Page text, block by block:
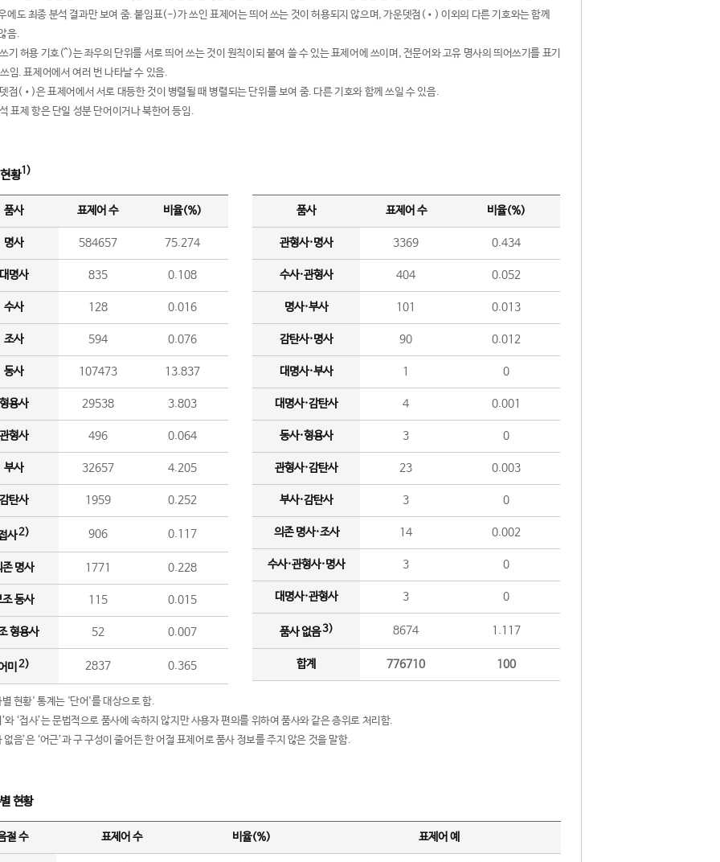
에도 최종 분석 결과만 보여 줌. 붙임표(-)가 쓰인 표제어는 띄어 쓰는 것이 허용되지 않으며, 가운뎃점(•) 이외의 다른 기호와는 함께
음.
기 허용 기호(^)는 좌우의 단위를 서로 띄어 쓰는 것이 원칙이되 붙여 쓸 수 있는 표제어에 쓰이며, 전문어와 고유 명사의 띄어쓰기를 표기
임. 표제어에서 여러 번 나타날 수 있음.
점(•)은 표제어에서 서로 대등한 것이 병렬될 때 병렬되는 단위를 보여 줌. 다른 기호와 함께 쓰일 수 있음.
표제 항은 단일 성분 단어이거나 북한어 등임.
황1)
품사 표제어 수 비율(%)
명사 584657 75.274
명사 835 0.108
수사 128 0.016
조사 594 0.076
동사 107473 13.837
용사 29538 3.803
형사 496 0.064
부사 32657 4.205
탄사 1959 0.252
사2) 906 0.117
존 명사 1771 0.228
조 동사 115 0.015
형용사 52 0.007
미 2) 2837 0.365
품사 표제어 수 비율(%)
관형사·명사 3369 0.434
수사·관형사 404 0.052
명사·부사 101 0.013
감탄사·명사 90 0.012
대명사·부사 1 0
대명사·감탄사 4 0.001
동사·형용사 3 0
관형사·감탄사 23 0.003
부사·감탄사 3 0
의존 명사·조사 14 0.002
수사·관형사·명사 3 0
대명사·관형사 3 0
품사 없음3) 8674 1.117
합계 776710 100
현황' 통계는 '단어'를 대상으로 함.
와 ‘접사’는 문법적으로 품사에 속하지 않지만 사용자 편의를 위하여 품사와 같은 층위로 처리함.
없음’은 ‘어근’과 구 구성이 줄어든 한 어절 표제어로 품사 정보를 주지 않은 것을 말함.
현황
절 수 표제어 수 비율(%) 표제어 예